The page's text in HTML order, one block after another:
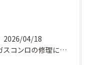
2026/04/18
ガスコンロの修理に関する基礎知識と故障症状を徹底解説！自分でできる対処や料金相場も紹介